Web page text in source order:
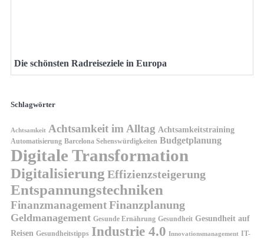
Die schönsten Radreiseziele in Europa
Schlagwörter
Achtsamkeit Achtsamkeit im Alltag Achtsamkeitstraining
Automatisierung Barcelona Sehenswürdigkeiten Budgetplanung
Digitale Transformation
Digitalisierung Effizienzsteigerung
Entspannungstechniken
FinanzmanagementFinanzplanung
Geldmanagement Gesunde Ernährung Gesundheit Gesundheit auf
Reisen Gesundheitstipps Industrie 4.0 Innovationsmanagement IT-